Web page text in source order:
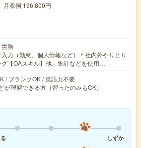
収例 196,800円
務
入力（勤怠、個人情報など）＊社内外やりとり
グ【OAスキル】他、集計などを使用…
/ ブランクOK / 英語力不要
が理解できる方（習ったのみもOK）
しずか